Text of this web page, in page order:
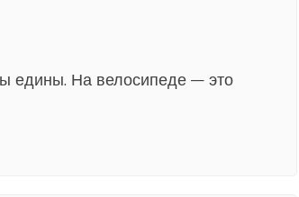
едины. На велосипеде — это